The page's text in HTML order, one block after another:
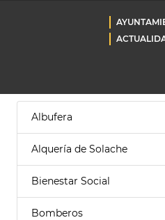
Albufera
Alquería de Solache
Bienestar Social
Bomberos